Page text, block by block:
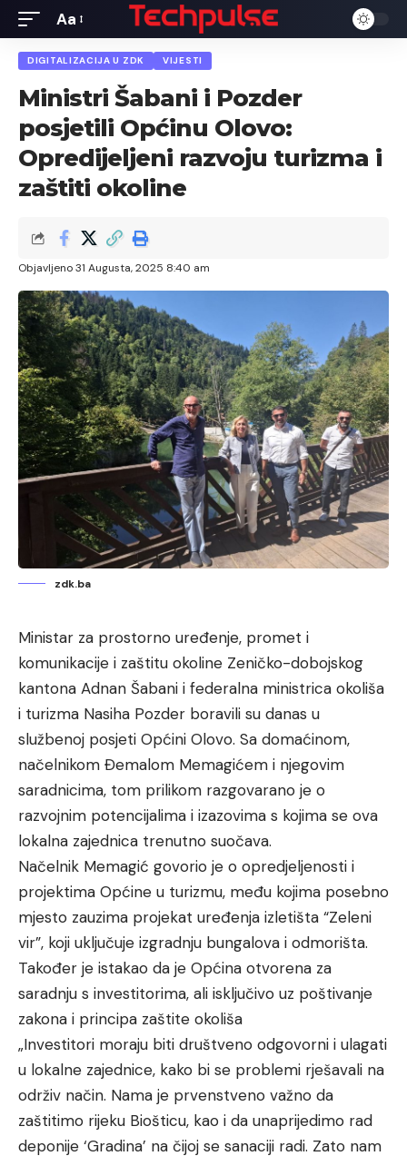
Font
Resizer
Aa
DIGITALIZACIJA U ZDK VIJESTI
Ministri Šabani i Pozder
posjetili Općinu Olovo:
Opredijeljeni razvoju turizma i
zaštiti okoline
Objavljeno 31 Augusta, 2025 8:40 am
zdk.ba
Ministar za prostorno uređenje, promet i
komunikacije i zaštitu okoline Zeničko-dobojskog
kantona Adnan Šabani i federalna ministrica okoliša
i turizma Nasiha Pozder boravili su danas u
službenoj posjeti Općini Olovo. Sa domaćinom,
načelnikom Đemalom Memagićem i njegovim
saradnicima, tom prilikom razgovarano je o
razvojnim potencijalima i izazovima s kojima se ova
lokalna zajednica trenutno suočava.
Načelnik Memagić govorio je o opredjeljenosti i
projektima Općine u turizmu, među kojima posebno
mjesto zauzima projekat uređenja izletišta “Zeleni
vir”, koji uključuje izgradnju bungalova i odmorišta.
Također je istakao da je Općina otvorena za
saradnju s investitorima, ali isključivo uz poštivanje
zakona i principa zaštite okoliša
„Investitori moraju biti društveno odgovorni i ulagati
u lokalne zajednice, kako bi se problemi rješavali na
održiv način. Nama je prvenstveno važno da
zaštitimo rijeku Biošticu, kao i da unaprijedimo rad
deponije ‘Gradina’ na čijoj se sanaciji radi. Zato nam